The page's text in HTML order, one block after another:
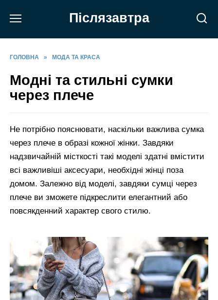
Післязавтра
ГОЛОВНА » МОДА ТА КРАСА
Модні та стильні сумки
через плече
Не потрібно пояснювати, наскільки важлива сумка
через плече в образі кожної жінки. Завдяки
надзвичайній місткості такі моделі здатні вмістити
всі важливіші аксесуари, необхідні жінці поза
домом. Залежно від моделі, завдяки сумці через
плече ви зможете підкреслити елегантний або
повсякденний характер свого стилю.